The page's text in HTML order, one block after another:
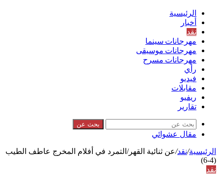
الرئيسية
أخبار
نقد
مهرجانات سينما
مهرجانات موسيقى
مهرجانات مسرح
رأي
فيديو
مقابلات
ريفيو
تقارير
بحث عن
مقال عشوائي
الرئيسية/نقد/عن ثنائية القهر/التمرد في أفلام المخرج عاطف الطيب
(4-6)
نقد